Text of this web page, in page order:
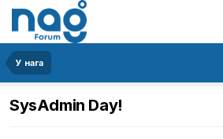
У нага
SysAdmin Day!